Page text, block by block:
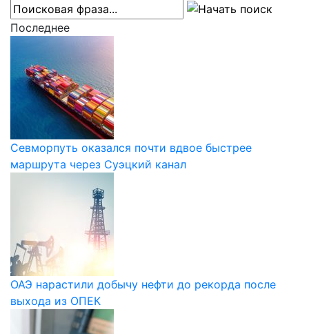
Последнее
Севморпуть оказался почти вдвое быстрее
маршрута через Суэцкий канал
ОАЭ нарастили добычу нефти до рекорда после
выхода из ОПЕК